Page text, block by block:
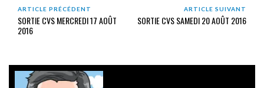
ARTICLE PRÉCÉDENT
SORTIE CVS MERCREDI 17 AOÛT
2016
ARTICLE SUIVANT
SORTIE CVS SAMEDI 20 AOÛT 2016